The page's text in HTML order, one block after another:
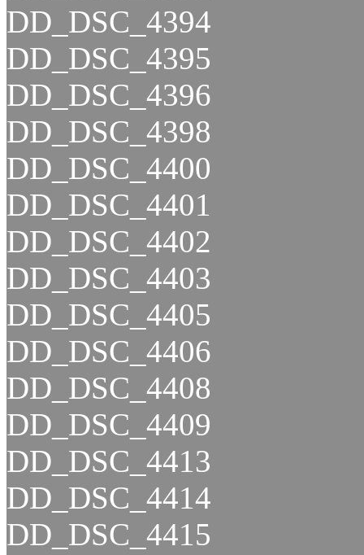
DD_DSC_4394
DD_DSC_4395
DD_DSC_4396
DD_DSC_4398
DD_DSC_4400
DD_DSC_4401
DD_DSC_4402
DD_DSC_4403
DD_DSC_4405
DD_DSC_4406
DD_DSC_4408
DD_DSC_4409
DD_DSC_4413
DD_DSC_4414
DD_DSC_4415